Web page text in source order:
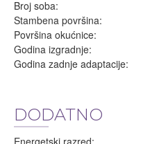
Broj soba:
Stambena površina:
Površina okućnice:
Godina izgradnje:
Godina zadnje adaptacije:
DODATNO
Energetski razred: